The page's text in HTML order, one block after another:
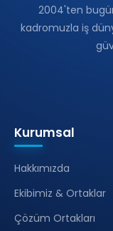
2004'ten
kadromuzla iş
Kurumsal
Hakkımızda
Ekibimiz & Ortaklar
Çözüm Ortakları